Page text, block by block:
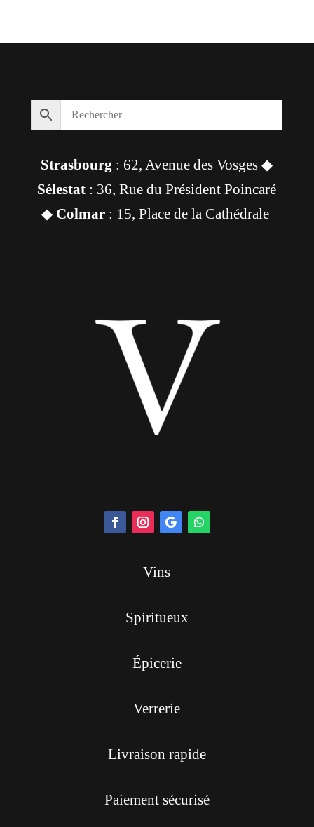
Strasbourg : 62, Avenue des Vosges ◆
Sélestat : 36, Rue du Président Poincaré
◆ Colmar: 15, Place de la Cathédrale
Vins
Spiritueux
Épicerie
Verrerie
Livraison rapide
Paiement sécurisé